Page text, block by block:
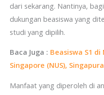
dari sekarang. Nantinya,
dukungan beasiswa yang
studi yang dipilih.
Baca Juga : Beasiswa S1
Singapore (NUS), Singapura
Manfaat yang diperoleh di